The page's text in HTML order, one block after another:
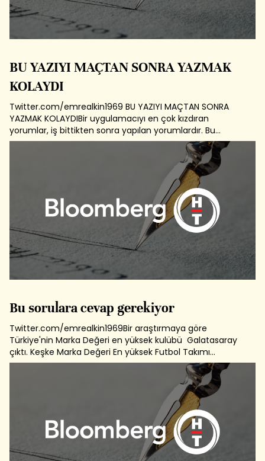
BU YAZIYI MAÇTAN SONRA YAZMAK
KOLAYDI
Twitter.com/emrealkin1969 BU YAZIYI MAÇTAN SONRA
YAZMAK KOLAYDIBir uygulamacıyı en çok kızdıran
yorumlar, iş bittikten sonra yapılan yorumlardır. Bu
nedenle aksam oynanacak Turkiye-Azerbaycan maçı
öncesinde bir yorum yazmak istedim.Sizlere bu yazıyı
yazmaktaki gayem, bilimsel ve pratik bakış...
Bu sorulara cevap gerekiyor
Twitter.com/emrealkin1969Bir araştırmaya göre
Türkiye'nin Marka Değeri en yüksek kulübü Galatasaray
çıktı. Keşke Marka Değeri En yüksek Futbol Takımı
çıksaydı. Çünkü sadece ve sadece 55Milyon Dolar değeri
var. Galarasaray'ın ve bu haliyle içindeki sporcuların